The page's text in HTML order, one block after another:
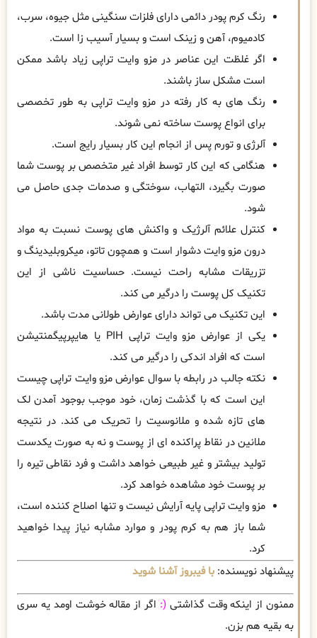
رنگ کرم پودر دائمی دارای فلزات سنگینی مثل جیوه، سرب،
کادمیوم، آهن و زینک است و بسیار آسیب زا است.
اگر غلظت این عناصر در مزو وایت تراپی زیاد باشد ممکن
است مشکل ساز باشند.
رنگ‌ های به کار رفته در مزو وایت تراپی به طور تخصصی
برای انواع پوست ساخته نمی ‌شوند.
آلرژی و تورم پس از انجام این کار بسیار رایج است.
هنگامی که این کار توسط افراد غیر متخصص بر پوست شما
صورت بگیرد، التهاب، سوختگی و صدمات جدی حاصل می
شود.
کنترل علائم آلرژیک و واکنش‌ های پوست نسبت به مواد
درون مزو وایت دشوار است و همچون تاتو، میکروبلیدینگ و
تزریقات مشابه راحت نیست. حساسیت ناشی از این
تکنیک کل پوست را درگیر می ‌کند.
این تکنیک می ‌تواند دارای عوارض طولانی مدت باشد.
یکی از عوارض مزو وایت تراپی PIH یا هایپرپیگمنتیشن
است که افراد اندکی را درگیر می‌ کند.
نکته جالب در رابطه با سوال عوارض مزو وایت تراپی چیست
این است که با گذشت زمان، خود موجب بوجود آمدن لک
‌های تازه شده و ملانوسیت را تحریک می ‌کند. در نتیجه
ملانین در نقاط پراکنده‌ ای از پوست و نه به صورت یکدست
تولید بیشتر و غیر طبیعی خواهد داشت و فرد نقاطی تیره را
بر پوست خود مشاهده خواهد کرد.
مزو وایت تراپی پایه آرایش نیست و تنها اصلاح کننده است،
شما باز هم به کرم پودر و موارد مشابه نیاز پیدا خواهید
کرد.
پیشنهاد نویسنده: با فیبروز آشنا شوید
ممنون از اینکه وقت گذاشتی(: اگر از مقاله خوشت اومد یه سری
به بقیه هم بزن.